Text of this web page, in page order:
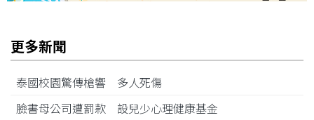
更多新聞
泰國校園驚傳槍響 多人死傷
臉書母公司遭罰款 設兒少心理健康基金